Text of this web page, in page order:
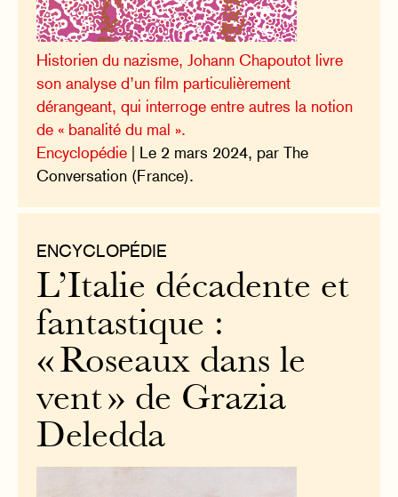
Historien du nazisme, Johann Chapoutot livre
son analyse d’un film particulièrement
dérangeant, qui interroge entre autres la notion
de « banalité du mal ».
Encyclopédie | Le 2 mars 2024, par The
Conversation (France).
ENCYCLOPÉDIE
L’Italie décadente et
fantastique :
« Roseaux dans le
vent » de Grazia
Deledda